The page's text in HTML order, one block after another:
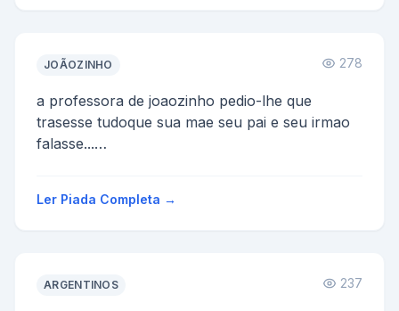
JOÃOZINHO 278
a professora de joaozinho pedio-lhe que
trasesse tudoque sua mae seu pai e seu irmao
falasse...
Ler Piada Completa →
ARGENTINOS 237